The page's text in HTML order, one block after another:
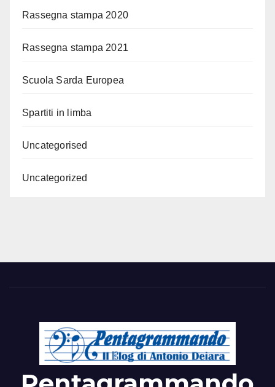
Rassegna stampa 2020
Rassegna stampa 2021
Scuola Sarda Europea
Spartiti in limba
Uncategorised
Uncategorized